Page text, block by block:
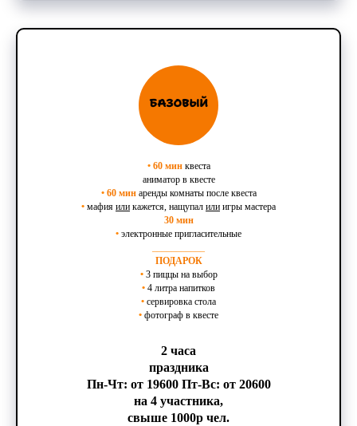
• 60 минквеста
аниматор в квесте
• 60 минаренды комнаты после квеста
• мафия или кажется, нащупал или игры мастера
30 мин
• электронные пригласительные
ПОДАРОК
• 3 пиццы на выбор
• 4 литра напитков
• сервировка стола
• фотограф в квесте
2 часа
праздника
Пн-Чт: от 19600 Пт-Вс: от 20600
на 4 участника,
свыше 1000р чел.